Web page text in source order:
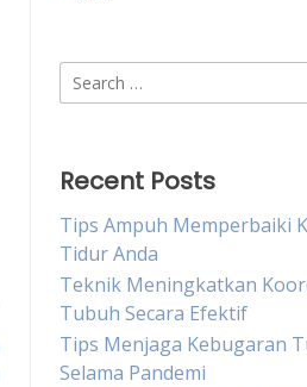
Search
for:
Recent Posts
Tips Ampuh Memperbaiki
Tidur Anda
Teknik Meningkatkan
Tubuh Secara Efektif
Tips Menjaga Kebugaran
Selama Pandemi